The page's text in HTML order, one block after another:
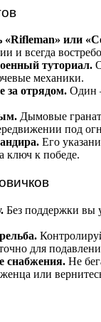
«Rifleman» или
и всегда
туториал.
механики.
за отрядом. Один
Дымовые
под
Его
ключ к победе.
Без поддержки вы
для
снабжения. Не
или